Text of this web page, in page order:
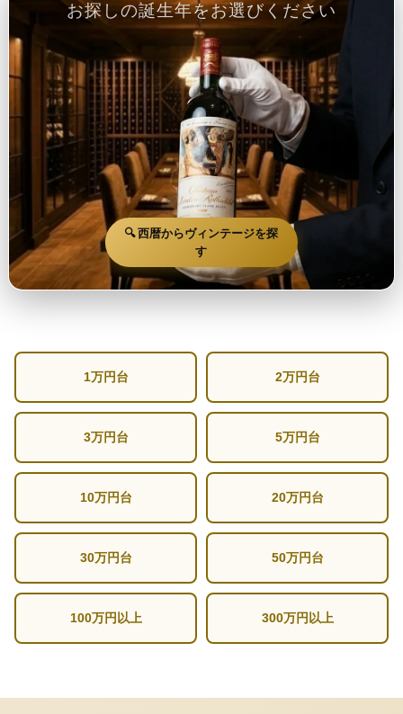
お探しの誕生年をお選びください
🔍 西暦からヴィンテージを探
す
1万円台 2万円台
3万円台 5万円台
10万円台 20万円台
30万円台 50万円台
100万円以上 300万円以上